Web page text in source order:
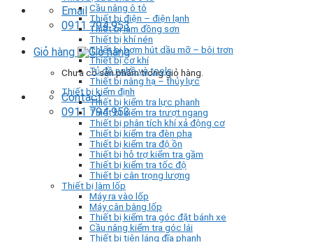
Email
0911 794 953
Giỏ hàng
Chưa có sản phẩm trong giỏ hàng.
Contact
0911 794 953
Cầu nâng ô tô
Thiết bị điện – điện lạnh
Thiết bị làm đồng sơn
Thiết bị khí nén
Thiết bị bơm hút dầu mỡ – bôi trơn
Thiết bị cơ khí
Tủ đồ nghề và tools
Thiết bị nâng hạ – thủy lực
Thiết bị kiểm định
Thiết bị kiểm tra lực phanh
Thiết bị kiểm tra trượt ngang
Thiết bị phân tích khí xả động cơ
Thiết bị kiểm tra đèn pha
Thiết bị kiểm tra độ ồn
Thiết bị hỗ trợ kiểm tra gầm
Thiết bị kiểm tra tốc độ
Thiết bị cân trọng lượng
Thiết bị làm lốp
Máy ra vào lốp
Máy cân bằng lốp
Thiết bị kiểm tra góc đặt bánh xe
Cầu nâng kiểm tra góc lái
Thiết bị tiện láng đĩa phanh